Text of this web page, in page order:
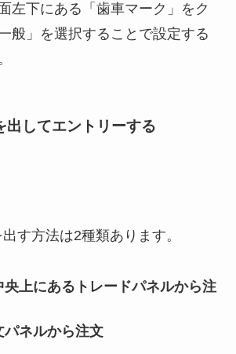
左下にある「歯車マーク」をク
般」を選択することで設定する
出してエントリーする
す方法は2種類あります。
央上にあるトレードパネルから注
パネルから注文